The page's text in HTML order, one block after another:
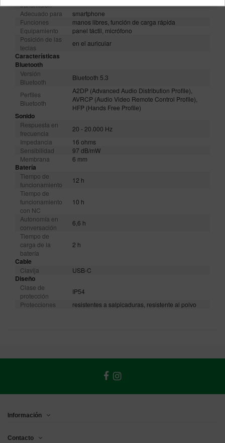
transmisión
Adecuado para
smartphone
Funciones
manos libres, función de carga rápida
Equipamiento
panel táctil, micrófono
Posición de las
teclas
en el auricular
Características
Bluetooth
Versión
Bluetooth
Bluetooth 5.3
Perfiles
Bluetooth
A2DP (Advanced Audio Distribution Profile),
AVRCP (Audio Video Remote Control Profile),
HFP (Hands Free Profile)
Sonido
Respuesta en
frecuencia
20 - 20.000 Hz
Impedancia
16 ohms
Sensibilidad
97 dB/mW
Membrana
6 mm
Batería
Tiempo de
funcionamiento
12 h
Tiempo de
funcionamiento
con NC
10 h
Autonomía en
conversación
6,6 h
Tiempo de
carga de la
batería
2 h
Cable
Clavija USB-C
Diseño
Clase de
protección
IP54
Protecciones
resistentes a salpicaduras, resistente al polvo
Información
Contacto